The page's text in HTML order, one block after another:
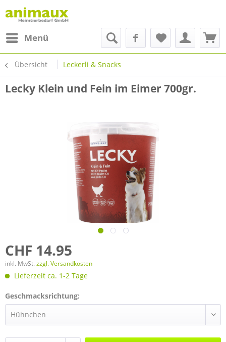
Menü
Übersicht Leckerli & Snacks
Lecky Klein und Fein im Eimer 700gr.
CHF 14.95
inkl. MwSt. zzgl. Versandkosten
Lieferzeit ca. 1-2 Tage
Geschmacksrichtung: